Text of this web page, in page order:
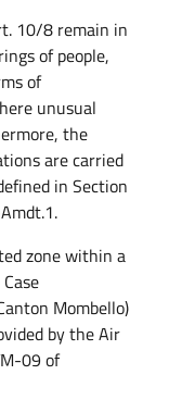
10/8 remain in
of people,
of
unusual
the
are carried
in Section
zone within a
Mombello)
by the Air
09 of